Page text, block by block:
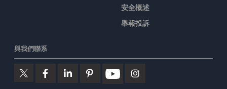
安全概述
舉報投訴
與我們聯系